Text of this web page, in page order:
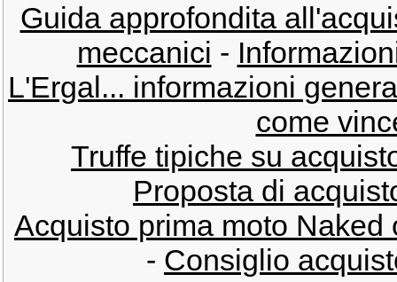
Guida approfondita
meccanici -
L'Ergal... informazioni
come
Truffe tipiche su
Proposta di
Acquisto prima moto
- Consiglio